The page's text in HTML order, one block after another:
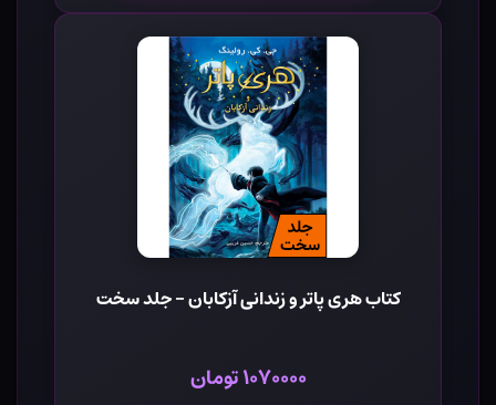
کتاب هری پاتر و زندانی آزکابان - جلد سخت
۱۰۷۰۰۰۰ تومان